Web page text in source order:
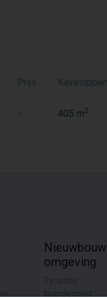
Prijs
- 405 m2
omgeving